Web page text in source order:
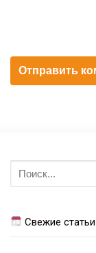
Искать:
Свежие статьи